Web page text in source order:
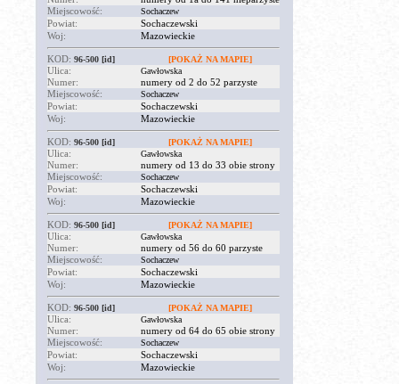
Miejscowość:
Sochaczew
Powiat:
Sochaczewski
Woj:
Mazowieckie
KOD: 96-500 [id] [POKAŻ NA MAPIE]
Ulica: Gawłowska
Numer:
numery od 2 do 52 parzyste
Miejscowość:
Sochaczew
Powiat:
Sochaczewski
Woj:
Mazowieckie
KOD: 96-500 [id] [POKAŻ NA MAPIE]
Ulica: Gawłowska
Numer:
numery od 13 do 33 obie strony
Miejscowość:
Sochaczew
Powiat:
Sochaczewski
Woj:
Mazowieckie
KOD: 96-500 [id] [POKAŻ NA MAPIE]
Ulica: Gawłowska
Numer:
numery od 56 do 60 parzyste
Miejscowość:
Sochaczew
Powiat:
Sochaczewski
Woj:
Mazowieckie
KOD: 96-500 [id] [POKAŻ NA MAPIE]
Ulica: Gawłowska
Numer:
numery od 64 do 65 obie strony
Miejscowość:
Sochaczew
Powiat:
Sochaczewski
Woj:
Mazowieckie